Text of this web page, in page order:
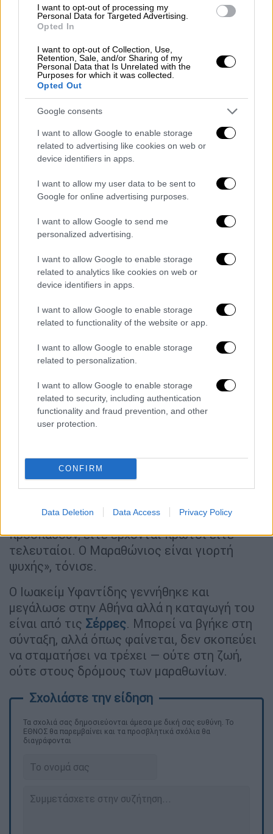
I want to opt-out of processing my
Personal Data for Targeted Advertising.
Opted In
I want to opt-out of Collection, Use,
Retention, Sale, and/or Sharing of my
Personal Data that Is Unrelated with the
Purposes for which it was collected.
Opted Out
Google consents
I want to allow Google to enable storage
related to advertising like cookies on web or
device identifiers in apps.
I want to allow my user data to be sent to
Google for online advertising purposes.
I want to allow Google to send me
personalized advertising.
I want to allow Google to enable storage
related to analytics like cookies on web or
device identifiers in apps.
I want to allow Google to enable storage
related to functionality of the website or app.
I want to allow Google to enable storage
related to personalization.
I want to allow Google to enable storage
related to security, including authentication
functionality and fraud prevention, and other
user protection.
CONFIRM
Data Deletion Data Access Privacy Policy
Προερχόμενος από οικογένεια δρομέων, ο
Ιωακείμθυμάται πάντα τον εαυτό του να
τρέχει μαζί με την αδελφή του, Ελένη
Υφαντίδου, που υπήρξε πρωταθλήτρια στα
100 και 200 μέτρα στις μικρές ηλικιακές
κατηγορίες. Τρέχανε από μικροί,
μοιράζοντας την ίδια αγάπη για τον στίβο
και την άσκηση.
Όπως παραδέχτηκε ο ίδιος, έκανε λάθος
τακτική στη φετινή διαδρομή:
«Ξεκίνησα πιο γρήγορα απ’ ό,τι έπρεπε, κι
ένιωσα υπερβολική κόπωση και έβαλα στόχο
μόνο να τερματίσω», είπε εμφανώς
συγκινημένος, αλλά και περήφανος που τα
κατάφερε.
Υφαντίδης έφτασε ως το τέλος — και εκεί
περίμεναν πλήθος θεατών και άνθρωποι
του αθλητισμού. Ανάμεσά τους και ο
Ολυμπιονίκης Κώστας Κεντέρης, ο οποίος
βρέθηκε στον τερματισμό για να
παρακολουθήσει τη στιγμή. Η πρόεδρος του
ειδικό έπαθλο που έχει καθιερωθεί για τον
τελευταίο τερματίσαντα του Μαραθωνίου.
κόσμο που αθλείται, σε όλους όσοι
προσπαθούν, είτε έρχονται πρώτοι είτε
τελευταίοι. Ο Μαραθώνιος είναι γιορτή
ψυχής», τόνισε.
Ο Ιωακείμ Υφαντίδης γεννήθηκε και
μεγάλωσε στην Αθήνα αλλά η καταγωγή του
είναι από τις Σέρρες. Μπορεί να βγήκε στη
σύνταξη, αλλά όπως φαίνεται, δεν σκοπεύει
να σταματήσει να τρέχει — ούτε στη ζωή,
ούτε στους δρόμους των μαραθωνίων.
Τα σχολιά σας δημοσιεύονται άμεσα με δική σας ευθύνη. Το
ΕΘΝΟΣ θα παρεμβαίνει και τα προσβλητικά σχόλια θα
διαγράφονται